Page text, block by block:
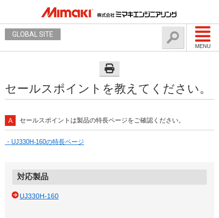
MENU
GLOBAL SITE
セールスポイントを教えてください。
セールスポイントは製品の特長ページをご確認ください。
・UJ330H-160の特長ページ
対応製品
UJ330H-160